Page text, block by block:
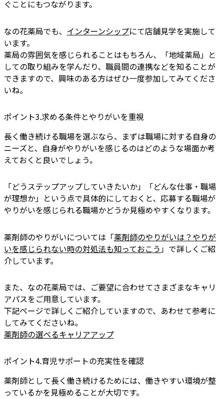
ぐことにもつながります。
なの花薬局でも、 インターンシップにて店舗見学を実施して
います。
薬局の雰囲気を感じられることはもちろん、「地域薬局」と
しての取り組みを学んだり、職員間の連携などを知ることが
できますので、興味のある方はぜひ一度参加してみてくださ
いね。
ポイント3.求める条件とやりがいを重視
長く働き続ける職場を選ぶなら、まずは職場に対する自身の
ニーズと、自身がやりがいを感じるのはどのような場面か考
えておくと良いでしょう。
「どうステップアップしていきたいか」「どんな仕事・職場
が理想か」という点で具体的にしておくと、応募する職場が
やりがいを感じられる職場かどうか見極めやすくなります。
薬剤師のやりがいについては「薬剤師のやりがいは？やりが
いを感じられない時の対処法も知っておこう 」で詳しくご紹
介しています。
また、なの花薬局では、ご要望に合わせてさまざまなキャリ
アパスをご用意しています。
下記ページで詳しくご紹介していますので、あわせて参考に
してみてくださいね。
薬剤師の選べるキャリアアップ
ポイント4.育児サポートの充実性を確認
薬剤師として長く働き続けるためには、働きやすい環境が整
っているかを見極めることが大切です。